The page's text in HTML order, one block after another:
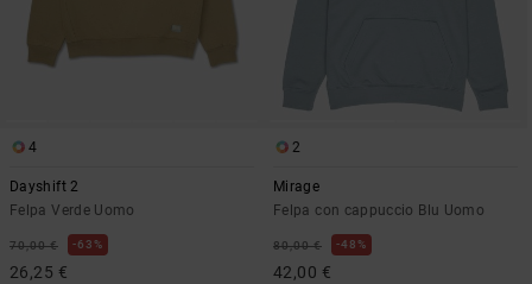
4
Dayshift 2
Felpa Verde Uomo
70,00 € 63%
26,25 €
2
Mirage
Felpa con cappuccio Blu Uomo
80,00 € 48%
42,00 €